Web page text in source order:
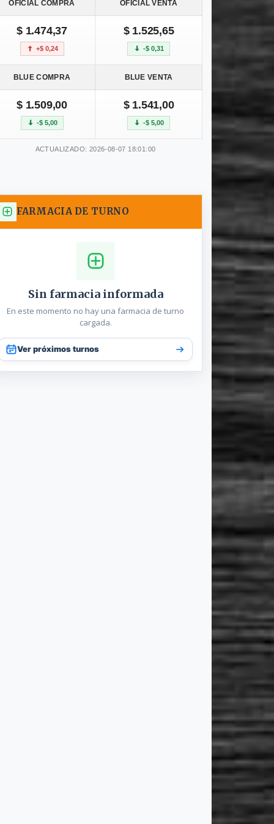
OFICIAL COMPRA OFICIAL VENTA
$ 1.474,37
+$ 0,24
$ 1.525,65
-$ 0,31
BLUE COMPRA BLUE VENTA
$ 1.509,00
-$ 5,00
$ 1.541,00
-$ 5,00
ACTUALIZADO: 2026-08-07 18:01:00
FARMACIA DE TURNO
Sin farmacia informada
En este momento no hay una farmacia de turno
cargada.
Ver próximos turnos